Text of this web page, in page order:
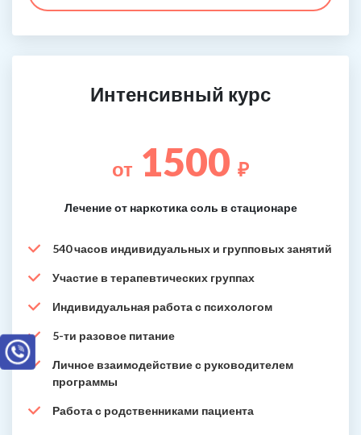
Интенсивный курс
от 1500 ₽
Лечение от наркотика соль в стационаре
540 часов индивидуальных и групповых занятий
Участие в терапевтических группах
Индивидуальная работа с психологом
5-ти разовое питание
Личное взаимодействие с руководителем
программы
Работа с родственниками пациента